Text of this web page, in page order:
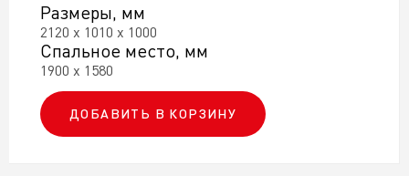
Размеры, мм
2120 х 1010 х 1000
Спальное место, мм
1900 х 1580
ДОБАВИТЬ В КОРЗИНУ